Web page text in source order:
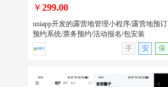
￥299.00
uniapp开发的露营地管理小程序/露营地预订
预约系统/票务预约/活动报名/包安装
手
安 保